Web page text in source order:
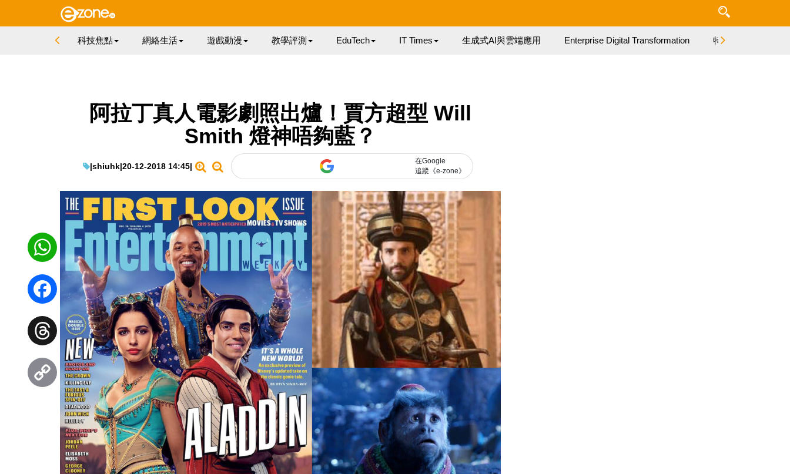
科技焦點 網絡生活 遊戲動漫 教學評測 EduTech IT Times 生成式AI與雲端應用 Enterprise Digital Transformation 特集
阿拉丁真人電影劇照出爐！賈方超型 Will
Smith 燈神唔夠藍？
|shiuhk|20-12-2018 14:45|
在Google
追蹤《e-zone》
WhatsApp
Facebook
Threads
Copy